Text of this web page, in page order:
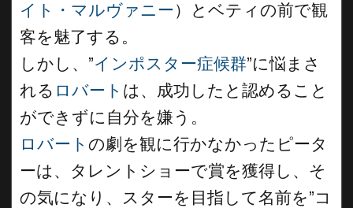
イト・マルヴァニー）とベティの前で観
客を魅了する。
しかし、”インポスター症候群”に悩まさ
れる ロバート は、成功したと認めること
ができずに自分を嫌う。
ロバート の劇を観に行かなかったピータ
ーは、タレントショーで賞を獲得し、そ
の気になり、スターを目指して名前を”コ